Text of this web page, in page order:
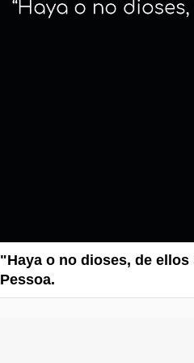
"Haya o no dioses, de
Pessoa.